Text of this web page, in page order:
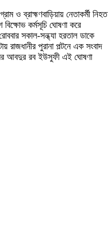
ও ব্রাহ্মণবাড়িয়ায় নেতাকর্মী নিহত
কর্মসূচি ঘোষণা করে
সকাল-সন্ধ্যা হরতাল ডাকে
রাজধানীর পুরানা পল্টনে এক সংবাদ
আবদুর রব ইউসুফী এই ঘোষণা